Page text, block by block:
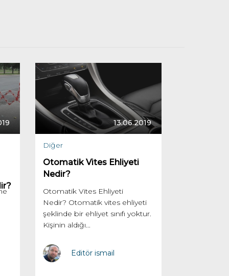
13.06.2019
Diğer
Otomatik Vites Ehliyeti
Nedir?
Otomatik Vites Ehliyeti
Nedir? Otomatik vites ehliyeti
şeklinde bir ehliyet sınıfı yoktur.
Kişinin aldığı...
Editör ismail